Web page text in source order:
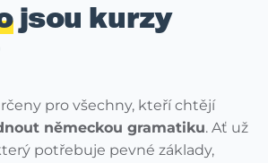
jsou kurzy
pro všechny, kteří chtějí
německou gramatiku. Ať už
potřebuje pevné základy,